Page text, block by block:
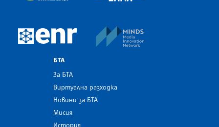
European Newsroom
БТА
За БТА
Виртуална разходка
Новини за БТА
Мисия
История